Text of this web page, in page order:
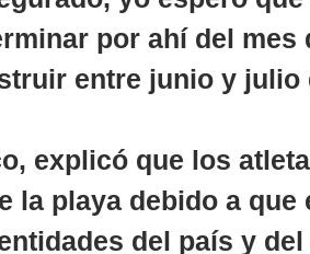
por ahí del mes
entre junio y julio
explicó que los
la playa debido a que
del país y